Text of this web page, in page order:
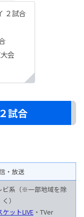
２試合
会
試合
・放送
ビ系（※一部地域を除
く）
ケットLIVE・TVer